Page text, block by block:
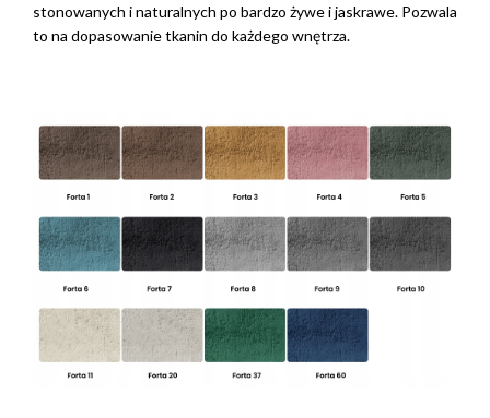
stonowanych i naturalnych po bardzo żywe i jaskrawe. Pozwala
to na dopasowanie tkanin do każdego wnętrza.